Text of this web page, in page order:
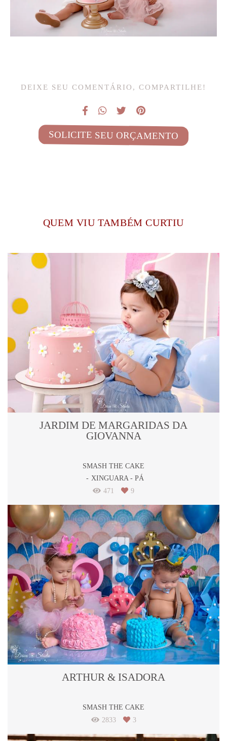
DEIXE SEU COMENTÁRIO, COMPARTILHE!
SOLICITE SEU ORÇAMENTO
QUEM VIU TAMBÉM CURTIU
JARDIM DE MARGARIDAS DA
GIOVANNA
SMASH THE CAKE
XINGUARA - PÁ
471
9
ARTHUR & ISADORA
SMASH THE CAKE
2833
3